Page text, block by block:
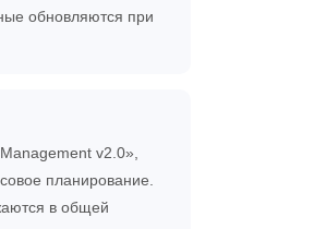
обновляются при
v2.0»,
планирование.
в общей